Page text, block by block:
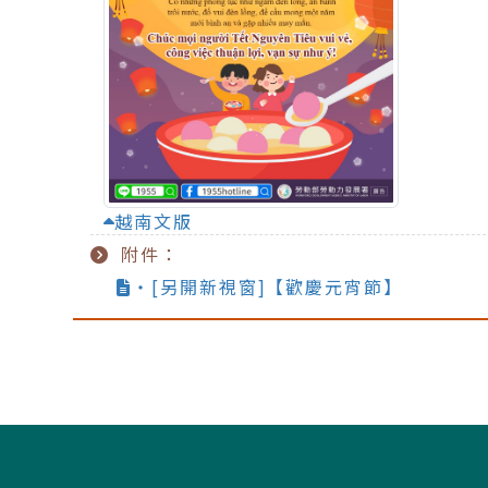
越南文版
附件：
‧[另開新視窗]【歡慶元宵節】